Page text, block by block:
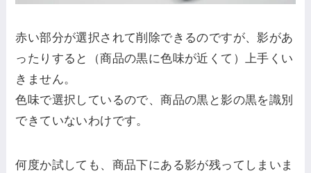
赤い部分が選択されて削除できるのですが、影があ
ったりすると（商品の黒に色味が近くて）上手くい
きません。
色味で選択しているので、商品の黒と影の黒を識別
できていないわけです。
何度か試しても、商品下にある影が残ってしまいま